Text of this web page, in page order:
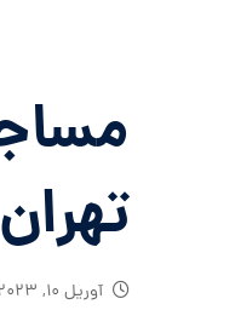
تهران
آوریل ۱۰, ۲۰۲۳